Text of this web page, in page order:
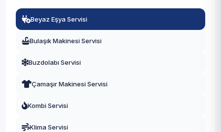
Beyaz Eşya Servisi
Bulaşık Makinesi Servisi
Buzdolabı Servisi
Çamaşır Makinesi Servisi
Kombi Servisi
Klima Servisi